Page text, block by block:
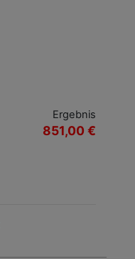
Ergebnis
851,00 €